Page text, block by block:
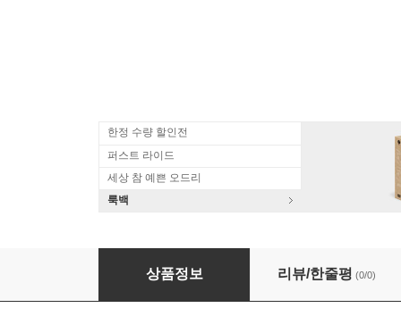
한정 수량 할인전
퍼스트 라이드
세상 참 예쁜 오드리
룩백
Lightnin' Hopkins (라이트닝 홉킨스) - Blues
상품정보 리뷰/한줄평 (0/0)